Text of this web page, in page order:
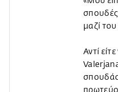
σπουδές
μαζί
Αντί